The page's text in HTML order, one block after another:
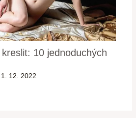
10 jednoduchých
1. 12. 2022